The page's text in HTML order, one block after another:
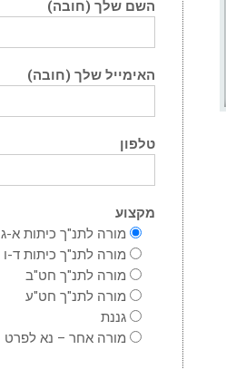
השם שלך (חובה)
האימייל שלך (חובה)
טלפון
מקצוע
מורה לתנ"ך כיתות א-ג
מורה לתנ"ך כיתות ד-ו
מורה לתנ"ך חט"ב
מורה לתנ"ך חט"ע
גננת
מורה אחר – נא לפרט